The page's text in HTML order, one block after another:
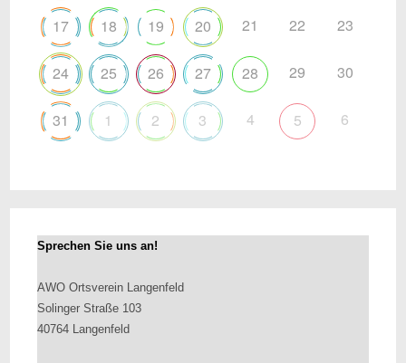
17 18 19 20 21 22 23
24 25 26 27 28 29 30
31 1 2 3 4 5 6
Sprechen Sie uns an!
AWO Ortsverein Langenfeld
Solinger Straße 103
40764 Langenfeld